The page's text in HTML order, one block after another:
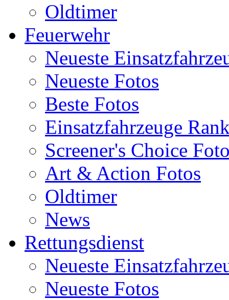
Oldtimer
Feuerwehr
Neueste
Neueste Fotos
Beste Fotos
Einsatzfahrzeuge
Screener's Choice
Art & Action Fotos
Oldtimer
News
Rettungsdienst
Neueste
Neueste Fotos